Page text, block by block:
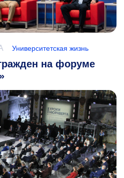
Университетская жизнь
на форуме